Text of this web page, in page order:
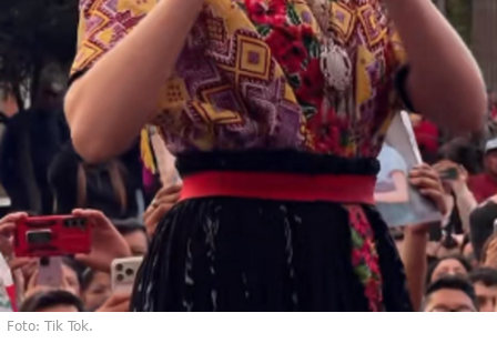
Foto: Tik Tok.